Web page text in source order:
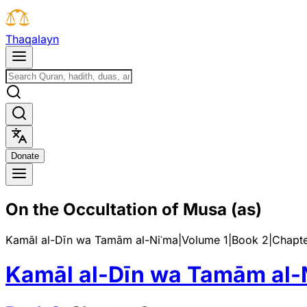
Thaqalayn
Donate
On the Occultation of Musa (as)
Kamāl al-Dīn wa Tamām al-Niʿma Volume 1 Book 2
Kamāl al-Dīn wa Tamām al-